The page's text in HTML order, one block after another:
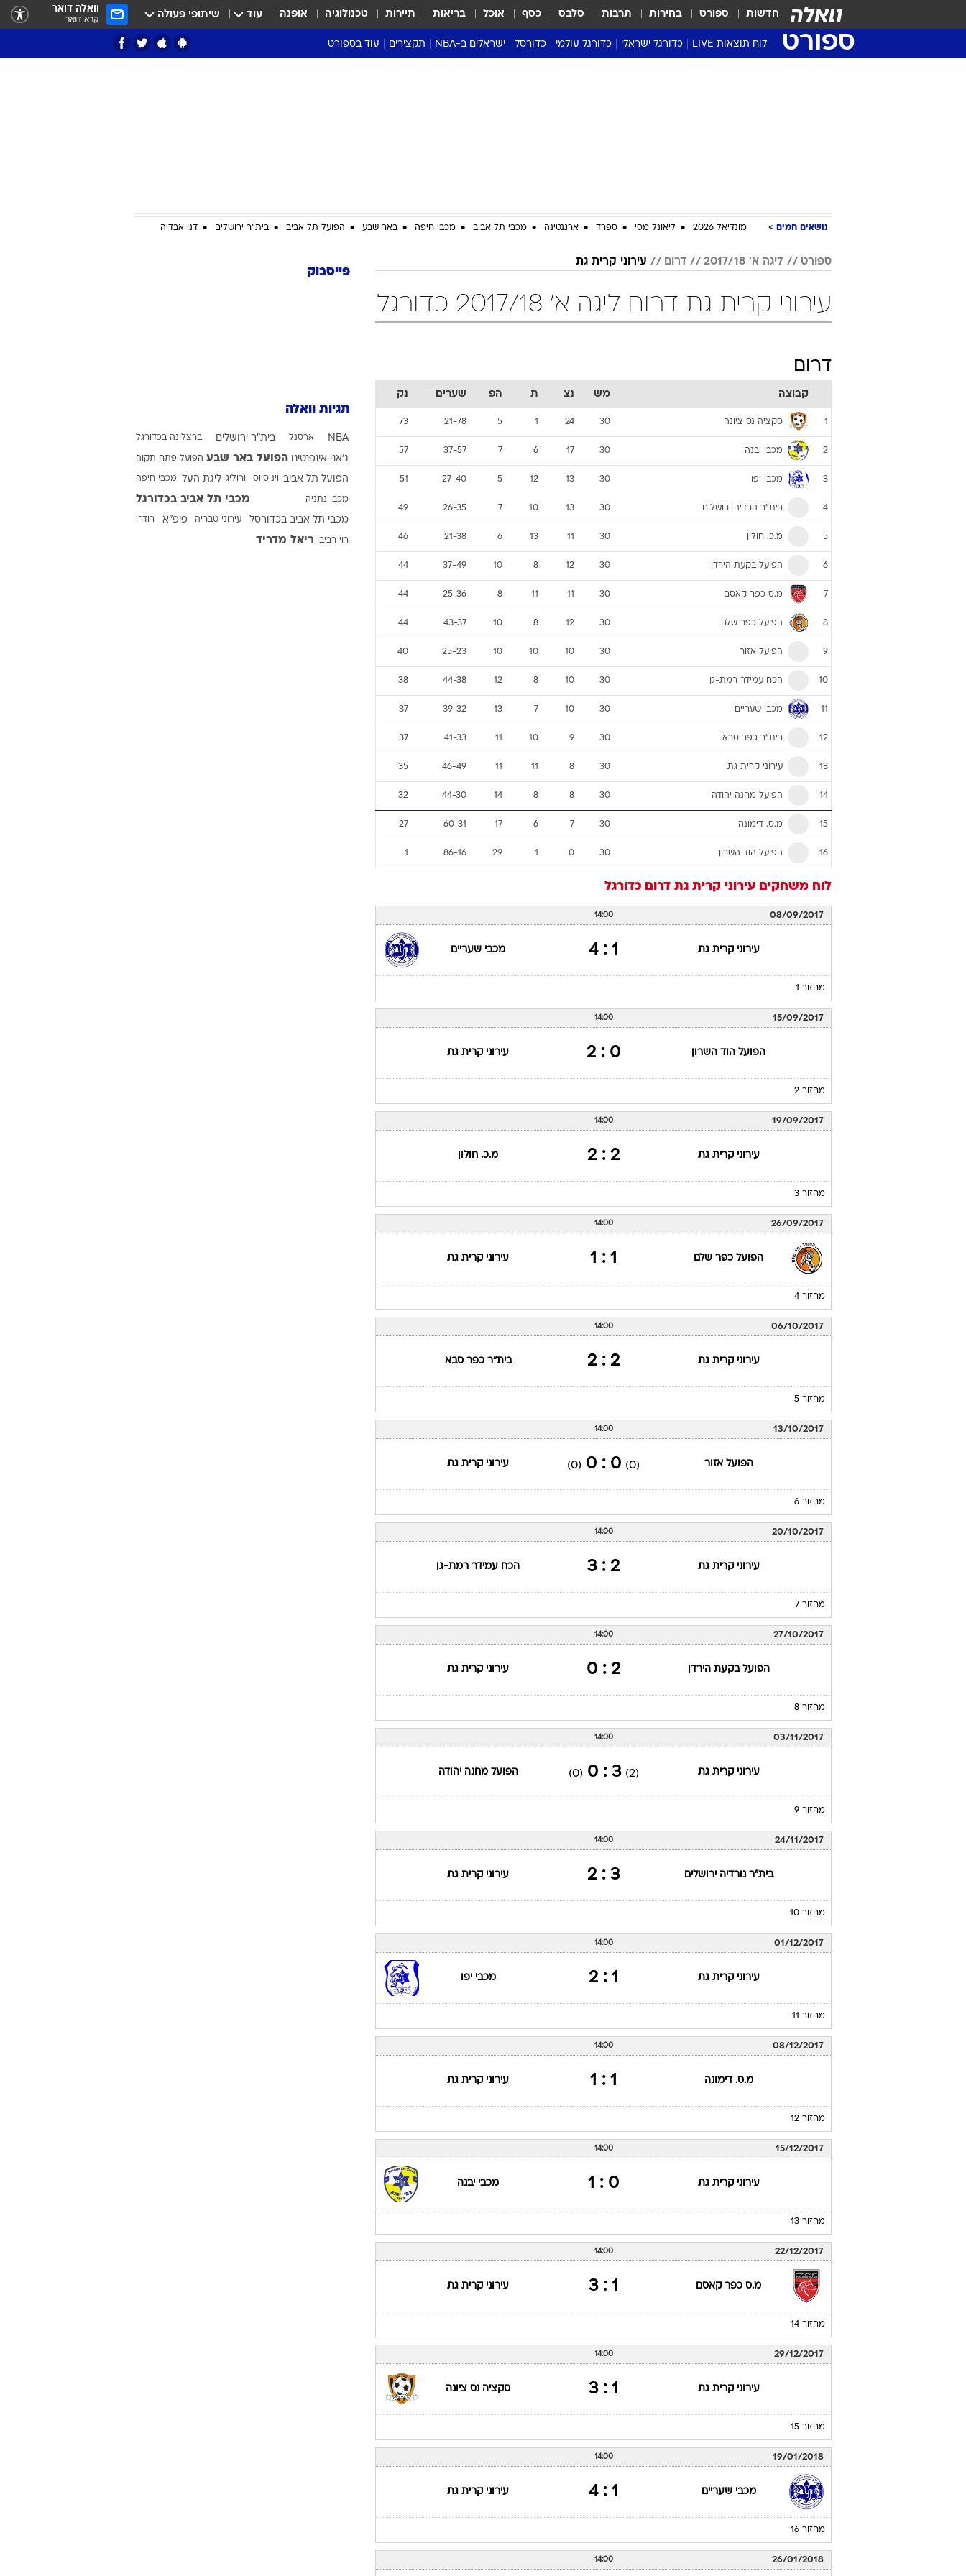
חדשות ספורט בחירות תרבות סלבס כסף אוכל בריאות תיירות טכנולוגיה אופנה עוד שיתופי פעולה וואלה דואר
קרא דואר
ספורט לוח תוצאות LIVE כדורגל ישראלי
ליגה א'
כדורגל עולמי
דרום אמריקה
כדורסל ישראלים ב-NBA תקצירים עוד בספורט
סערה בממלכה
4-4-2
משרד החוץ
רץ על הקווים
ספורט בחקירה
סוגרים שנה
מונדיאל 2014
בראש ובראשונה
כתבו לנו
נושאים חמים מונדיאל 2026 ליאונל מסי ספרד ארגנטינה מכבי תל אביב מכבי חיפה באר שבע הפועל תל אביב בית"ר ירושלים דני אבדיה
ספורט ליגה א' 2017/18 דרום עירוני קרית גת
עירוני קרית גת דרום ליגה א' 2017/18 כדורגל
דרום
קבוצה מש נצ ת הפ שערים נק
1 סקציה נס ציונה 30
24
1
5
21-78
73
2 מכבי יבנה 30
17
6
7
37-57
57
3 מכבי יפו 30
13
12
5
27-40
51
4 בית"ר נורדיה ירושלים 30
13
10
7
26-35
49
5 מ.כ. חולון 30
11
13
6
21-38
46
6 הפועל בקעת הירדן 30
12
8
10
37-49
44
7 מ.ס כפר קאסם 30
11
11
8
25-36
44
8 הפועל כפר שלם 30
12
8
10
43-37
44
9 הפועל אזור 30
10
10
10
25-23
40
10 הכח עמידר רמת-גן 30
10
8
12
44-38
38
11 מכבי שעריים 30
10
7
13
39-32
37
12 בית"ר כפר סבא 30
9
10
11
41-33
37
13 עירוני קרית גת 30
8
11
11
46-49
35
14 הפועל מחנה יהודה 30
8
8
14
44-30
32
15 מ.ס. דימונה 30
7
6
17
60-31
27
16 הפועל הוד השרון 30
0
1
29
86-16
1
לוח משחקים עירוני קרית גת דרום כדורגל
08/09/2017
14:00
עירוני קרית גת 1 : 4 מכבי שעריים
מחזור 1
15/09/2017
14:00
הפועל הוד השרון 0 : 2 עירוני קרית גת
מחזור 2
19/09/2017
14:00
עירוני קרית גת 2 : 2 מ.כ. חולון
מחזור 3
26/09/2017
14:00
הפועל כפר שלם 1 : 1 עירוני קרית גת
מחזור 4
06/10/2017
14:00
עירוני קרית גת 2 : 2 בית"ר כפר סבא
מחזור 5
13/10/2017
14:00
הפועל אזור (0)
0 : 0
(0) עירוני קרית גת
מחזור 6
20/10/2017
14:00
עירוני קרית גת 2 : 3 הכח עמידר רמת-גן
מחזור 7
27/10/2017
14:00
הפועל בקעת הירדן 2 : 0 עירוני קרית גת
מחזור 8
03/11/2017
14:00
עירוני קרית גת (2)
3 : 0
(0) הפועל מחנה יהודה
מחזור 9
24/11/2017
14:00
בית"ר נורדיה ירושלים 3 : 2 עירוני קרית גת
מחזור 10
01/12/2017
14:00
עירוני קרית גת 1 : 2 מכבי יפו
מחזור 11
08/12/2017
14:00
מ.ס. דימונה 1 : 1 עירוני קרית גת
מחזור 12
15/12/2017
14:00
עירוני קרית גת 0 : 1 מכבי יבנה
מחזור 13
22/12/2017
14:00
מ.ס כפר קאסם 1 : 3 עירוני קרית גת
מחזור 14
29/12/2017
14:00
עירוני קרית גת 1 : 3 סקציה נס ציונה
מחזור 15
19/01/2018
14:00
מכבי שעריים 1 : 4 עירוני קרית גת
מחזור 16
26/01/2018
14:00
פייסבוק
תגיות וואלה
NBA ארסנל בית"ר ירושלים ברצלונה בכדורגל
ג'אני אינפנטינו הפועל באר שבע הפועל פתח תקוה
הפועל תל אביב ויניסיוס יורוליג ליגת העל מכבי חיפה
מכבי נתניה מכבי תל אביב בכדורגל
מכבי תל אביב בכדורסל עירוני טבריה פיפ"א רודרי
רוי רביבו ריאל מדריד